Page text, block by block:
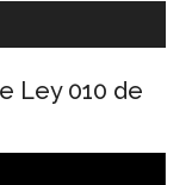
Ley 010 de